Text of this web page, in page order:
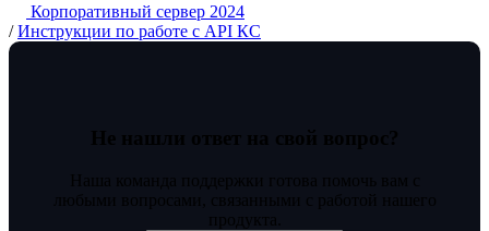
Корпоративный сервер 2024
/ Инструкции по работе с API КС
Не нашли ответ на свой вопрос?
Наша команда поддержки готова помочь вам с
любыми вопросами, связанными с работой нашего
продукта.